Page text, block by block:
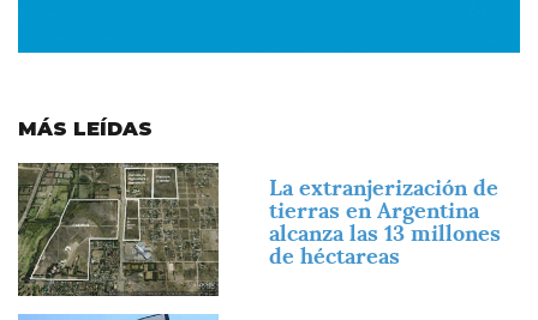
MÁS LEÍDAS
Imagen
La extranjerización de
tierras en Argentina
alcanza las 13 millones
de héctareas